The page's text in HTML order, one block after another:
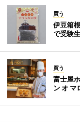
買う
伊豆箱
で受験
買う
富士屋
ン オ マ